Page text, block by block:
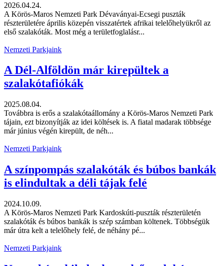
2026.04.24.
A Körös-Maros Nemzeti Park Dévaványai-Ecsegi puszták
részterületére április közepén visszatértek afrikai telelőhelyükről az
első szalakóták. Most még a területfoglalásr...
Nemzeti Parkjaink
A Dél-Alföldön már kirepültek a
szalakótafiókák
2025.08.04.
Továbbra is erős a szalakótaállomány a Körös-Maros Nemzeti Park
tájain, ezt bizonyítják az idei költések is. A fiatal madarak többsége
már június végén kirepült, de néh...
Nemzeti Parkjaink
A színpompás szalakóták és búbos bankák
is elindultak a déli tájak felé
2024.10.09.
A Körös-Maros Nemzeti Park Kardoskúti-puszták részterületén
szalakóták és búbos bankák is szép számban költenek. Többségük
már útra kelt a telelőhely felé, de néhány pé...
Nemzeti Parkjaink